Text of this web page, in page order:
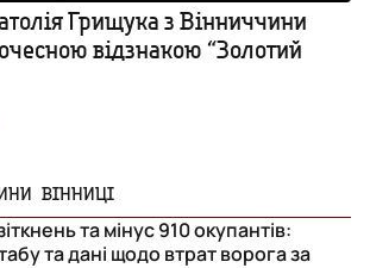
Грищука з Вінниччини
відзнакою “Золотий
ВІННИЦІ
та мінус 910 окупантів:
та дані щодо втрат ворога за